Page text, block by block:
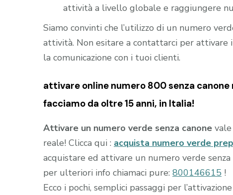
attività a livello globale e raggiungere
Siamo convinti che l’utilizzo di un numero
attività. Non esitare a contattarci per
la comunicazione con i tuoi clienti.
attivare online numero 800 senza
facciamo da oltre 15 anni, in Italia!
Attivare un numero verde senza canone
reale! Clicca qui : acquista numero verde
acquistare ed attivare un numero verde
per ulteriori info chiamaci pure: 800146615 !
Ecco i pochi, semplici passaggi per